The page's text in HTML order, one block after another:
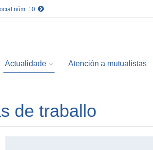
núm. 10
Actualidade Atención a mutualistas
de traballo